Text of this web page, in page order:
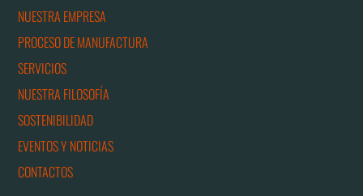
NUESTRA EMPRESA
PROCESO DE MANUFACTURA
SERVICIOS
NUESTRA FILOSOFÍA
SOSTENIBILIDAD
EVENTOS Y NOTICIAS
CONTACTOS